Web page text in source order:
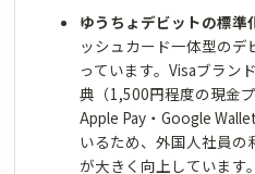
ゆうちょデビットの標準
ッシュカード一体型の
っています。Visaブラン
典（1,500円程度の現金
Apple Pay・Google
いるため、外国人社員の
が大きく向上しています。